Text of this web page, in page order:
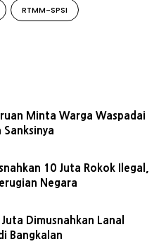
RTMM-SPSI
Minta Warga Waspadai
Sanksinya
10 Juta Rokok Ilegal,
Negara
Dimusnahkan Lanal
Bangkalan